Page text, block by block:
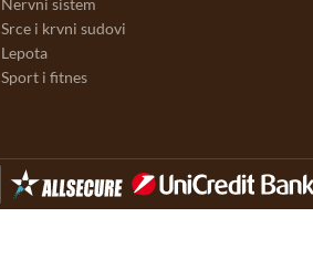
Nervni sistem
Srce i krvni sudovi
Lepota
Sport i fitnes